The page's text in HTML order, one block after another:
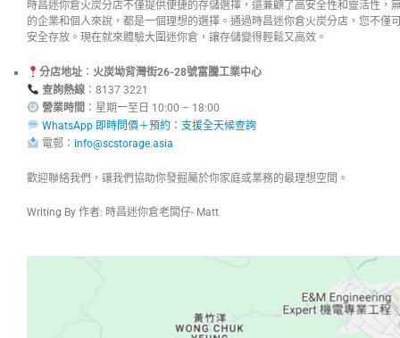
時昌迷你倉火炭分店不僅提供便捷的存儲選擇，還兼顧了高安全性和靈活性，
的企業和個人來說，都是一個理想的選擇。通過時昌迷你倉火炭分店，您不僅
安全存放。現在就來體驗大圍迷你倉，讓存儲變得輕鬆又高效。
分店地址： 火炭坳背灣街26-28號富騰工業中心
查詢熱線：8137 3221
營業時間 ：星期一至日 10:00
WhatsApp 即時問價＋預約：支援全天候查詢
電郵： info@scstorage.asia
歡迎聯絡我們，讓我們協助你發掘屬於你家庭或業務的最理想空間。
Writing By 作者: 時昌迷你倉老闆仔- Matt